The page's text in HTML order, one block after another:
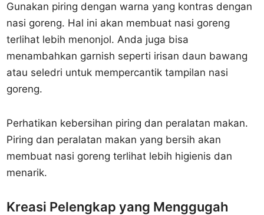
Gunakan piring dengan warna yang kontras dengan
nasi goreng. Hal ini akan membuat nasi goreng
terlihat lebih menonjol. Anda juga bisa
menambahkan garnish seperti irisan daun bawang
atau seledri untuk mempercantik tampilan nasi
goreng.
Perhatikan kebersihan piring dan peralatan makan.
Piring dan peralatan makan yang bersih akan
membuat nasi goreng terlihat lebih higienis dan
menarik.
Kreasi Pelengkap yang Menggugah